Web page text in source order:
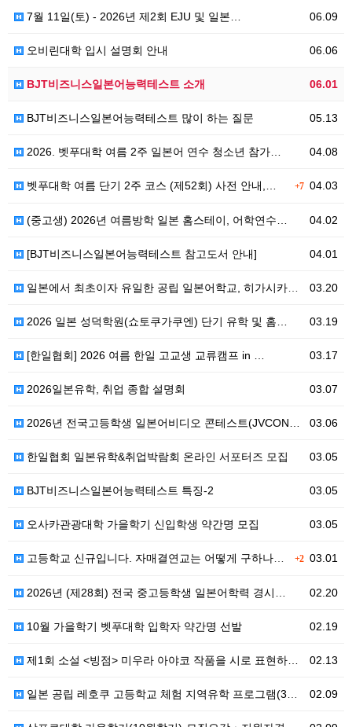
06.09
7월 11일(토) - 2026년 제2회 EJU 및 일본…
06.06
오비린대학 입시 설명회 안내
06.01
BJT비즈니스일본어능력테스트 소개
05.13
BJT비즈니스일본어능력테스트 많이 하는 질문
04.08
2026. 벳푸대학 여름 2주 일본어 연수 청소년 참가…
+704.03
벳푸대학 여름 단기 2주 코스 (제52회) 사전 안내,…
04.02
(중고생) 2026년 여름방학 일본 홈스테이, 어학연수…
04.01
[BJT비즈니스일본어능력테스트 참고도서 안내]
03.20
일본에서 최초이자 유일한 공립 일본어학교, 히가시카와 …
03.19
2026 일본 성덕학원(쇼토쿠가쿠엔) 단기 유학 및 홈…
03.17
[한일협회] 2026 여름 한일 고교생 교류캠프 in …
03.07
2026일본유학, 취업 종합 설명회
03.06
2026년 전국고등학생 일본어비디오 콘테스트(JVCON…
03.05
한일협회 일본유학&취업박람회 온라인 서포터즈 모집
03.05
BJT비즈니스일본어능력테스트 특징-2
03.05
오사카관광대학 가을학기 신입학생 약간명 모집
+203.01
고등학교 신규입니다. 자매결연교는 어떻게 구하나요??
02.20
2026년 (제28회) 전국 중고등학생 일본어학력 경시…
02.19
10월 가을학기 벳푸대학 입학자 약간명 선발
02.13
제1회 소설 <빙점> 미우라 아야코 작품을 시로 표현하…
02.09
일본 공립 레호쿠 고등학교 체험 지역유학 프로그램(3월…